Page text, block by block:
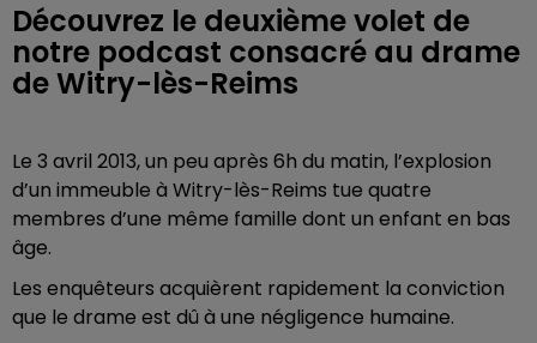
Découvrez le deuxième volet de
notre podcast consacré au drame
de Witry-lès-Reims
Le 3 avril 2013, un peu après 6h du matin, l’explosion
d’un immeuble à Witry-lès-Reims tue quatre
membres d’une même famille dont un enfant en bas
âge.
Les enquêteurs acquièrent rapidement la conviction
que le drame est dû à une négligence humaine.